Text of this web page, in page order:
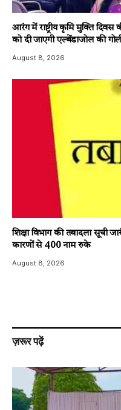
आरंग में राष्ट्रीय कृमि मुक्ति दिवस
को दी जाएगी एल्बेंडाजोल की
August 8, 2026
शिक्षा विभाग की तबादला सूची
कारणों से 400 नाम रुके
August 8, 2026
ज़रूर पढ़ें